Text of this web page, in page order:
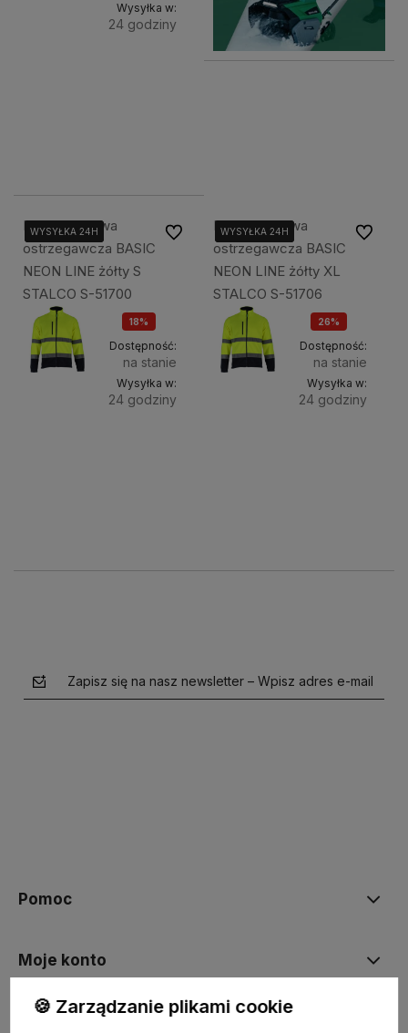
Wysyłka w:
24 godziny
Bluza polarowa
ostrzegawcza BASIC
NEON LINE żółty S
STALCO S-51700
18%
OKAZJA
WYSYŁKA 24H
WYSYŁKA 24H
WYSYŁKA 24H
Dostępność:
na stanie
Wysyłka w:
24 godziny
Do ulubionychBluza polarowa
ostrzegawcza BASIC
NEON LINE żółty XL
STALCO S-51706
26%
OKAZJA
WYSYŁKA 24H
WYSYŁKA 24H
WYSYŁKA 24H
Dostępność:
na stanie
Wysyłka w:
24 godziny
Do
Zapisz się na nasz newsletter – Wpisz adres e-mail
Pomoc
Moje konto
Płatności i dostawa
🍪 Zarządzanie plikami cookie